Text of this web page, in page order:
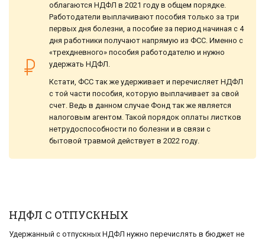
облагаются НДФЛ в 2021 году в общем порядке.
Работодатели выплачивают пособия только за три
первых дня болезни, а пособие за период начиная с 4
дня работники получают напрямую из ФСС. Именно с
«трехдневного» пособия работодателю и нужно
удержать НДФЛ.
Кстати, ФСС так же удерживает и перечисляет НДФЛ
с той части пособия, которую выплачивает за свой
счет. Ведь в данном случае Фонд так же является
налоговым агентом. Такой порядок оплаты листков
нетрудоспособности по болезни и в связи с
бытовой травмой действует в 2022 году.
НДФЛ С ОТПУСКНЫХ
Удержанный с отпускных НДФЛ нужно перечислять в бюджет не